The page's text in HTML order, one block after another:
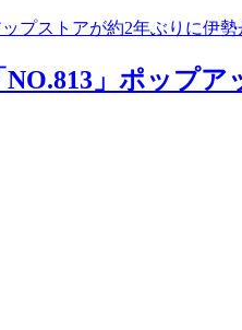
プストアが約2年ぶりに伊
」ポップ